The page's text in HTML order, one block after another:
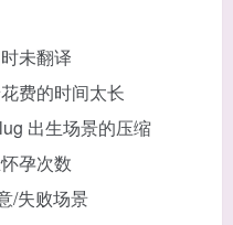
未翻译
费的时间太长
出生场景的压缩
孕次数
/失败场景